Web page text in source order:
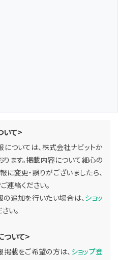
いて>
については、株式会社ナビットか
ます。掲載内容について細心の
に変更・誤りがございましたら、
連絡ください。
の追加を行いたい場合は、ショッ
い。
ついて>
掲載をご希望の方は、 ショップ登